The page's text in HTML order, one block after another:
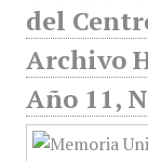
del
Archivo
Año 11,